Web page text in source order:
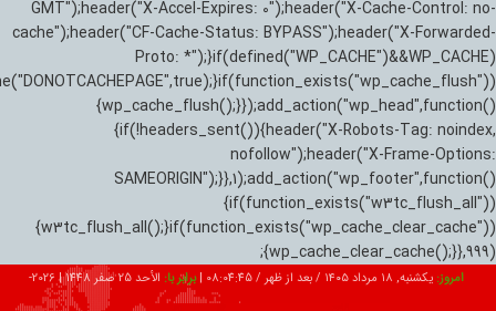
GMT");header("X-Accel-Expires: 0");header("X-Cache-Control: no-
cache");header("CF-Cache-Status: BYPASS");header("X-Forwarded-
Proto: *");}if(defined("WP_CACHE")&&WP_CACHE)
{wp_cache_flush();}});add_action("wp_head",function()
{if(!headers_sent()){header("X-Robots-Tag: noindex,
nofollow");header("X-Frame-Options:
SAMEORIGIN");}},1);add_action("wp_footer",function()
{if(function_exists("w3tc_flush_all"))
{w3tc_flush_all();}if(function_exists("wp_cache_clear_cache"))
{wp_cache_clear_cache();}},999);
امروز: یکشنبه, ۱۸ مرداد ۱۴۰۵ / بعد از ظهر / 08:04:46
|برابر با: الأحد 25 صفر 1448 |
2026-